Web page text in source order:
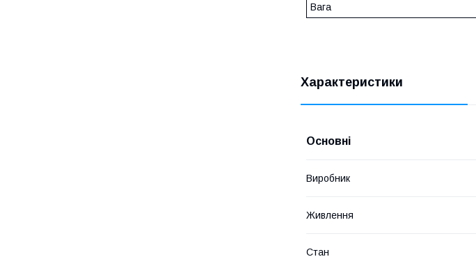
Вага
Характеристики
Основні
Виробник
Живлення
Стан